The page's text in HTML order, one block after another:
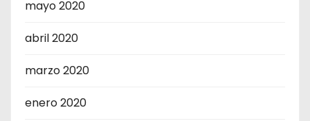
mayo 2020
abril 2020
marzo 2020
enero 2020